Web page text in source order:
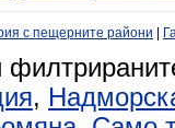
с пещерните райони
,